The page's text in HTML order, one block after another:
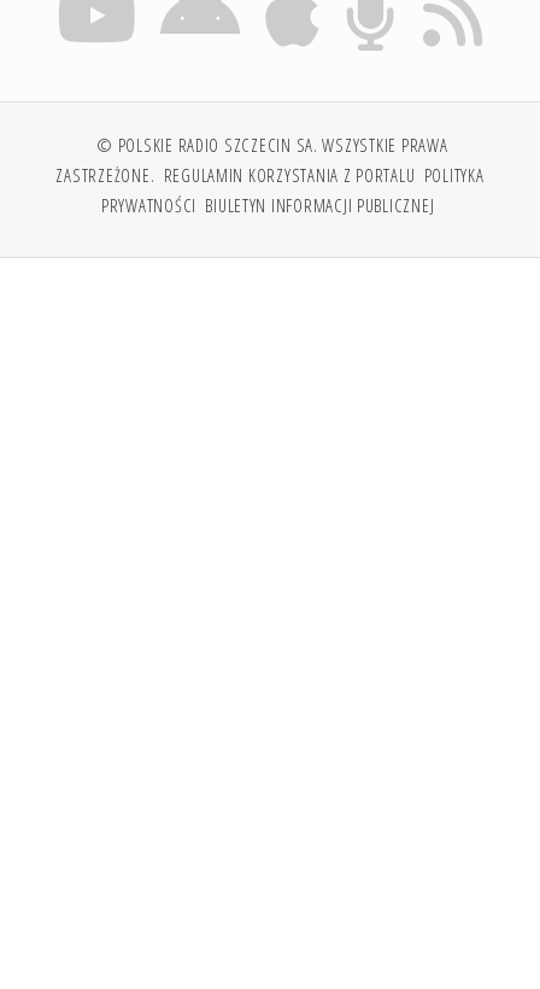
© POLSKIE RADIO SZCZECIN SA. WSZYSTKIE PRAWA
ZASTRZEŻONE. REGULAMIN KORZYSTANIA Z PORTALU POLITYKA
PRYWATNOŚCI BIULETYN INFORMACJI PUBLICZNEJ